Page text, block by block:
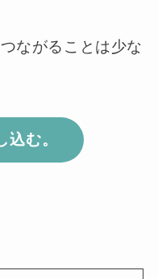
ながることは少な
込む。